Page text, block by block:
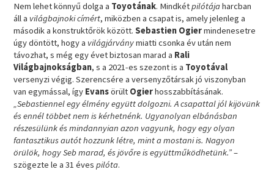
Nem lehet könnyű dolga a Toyotának. Mindkétpilótájaharcban
áll a világbajnoki címért, miközben a csapat is, amely jelenleg a
második a konstruktőrök között.Sebastien Ogiermindenesetre
úgy döntött, hogy a világjárványmiatti csonka év után nem
távozhat, s még egy évet biztosan marad a Rali
Világbajnokságban, s a 2021-es szezont is a Toyotával
versenyzi végig. Szerencsére a versenyzőtársak jó viszonyban
van egymással, így Evansörült Ogierhosszabbításának.
„Sebastiennel egy élmény együtt dolgozni. A csapattal jól kijövünk
és ennél többet nem is kérhetnénk. Ugyanolyan elbánásban
részesülünk és mindannyian azon vagyunk, hogy egy olyan
fantasztikus autót hozzunk létre, mint a mostani is. Nagyon
örülök, hogy Seb marad, és jövőre is együttműködhetünk.”–
szögezte le a 31 évespilóta.